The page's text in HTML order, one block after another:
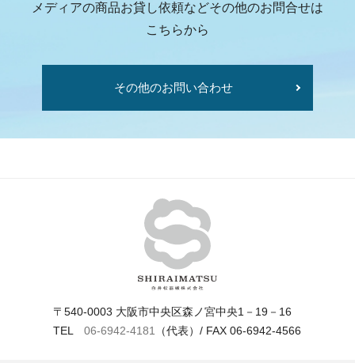
メディアの商品お貸し依頼などその他のお問合せは
こちらから
その他のお問い合わせ
〒540-0003 大阪市中央区森ノ宮中央1－19－16
TEL06‐6942‐4181 （代表）/ FAX 06‐6942‐4566